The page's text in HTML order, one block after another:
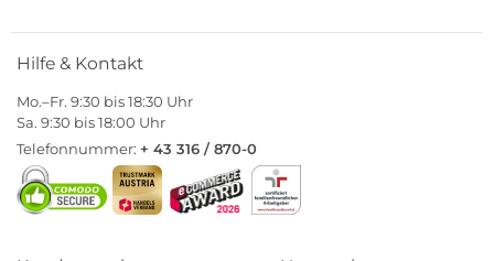
Hilfe & Kontakt
Mo.–Fr. 9:30 bis 18:30 Uhr
Sa. 9:30 bis 18:00 Uhr
Telefonnummer: + 43 316 / 870-0